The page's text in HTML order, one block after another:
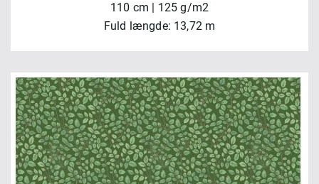
110 cm | 125 g/m2
Fuld længde: 13,72 m